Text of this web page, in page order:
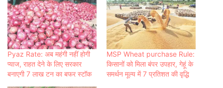
Pyaz Rate: अब महंगी नहीं होगी
प्‍याज, राहत देने के ल‍िए सरकार
बनाएगी 7 लाख टन का बफर स्‍टॉक
MSP Wheat purchase Rule:
किसानों को मिला बंपर उपहार, गेहूं के
समर्थन मूल्य में 7 प्रतिशत की वृद्धि